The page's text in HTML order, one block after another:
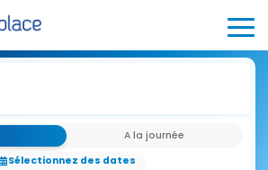
A la journée
Sélectionnez des dates